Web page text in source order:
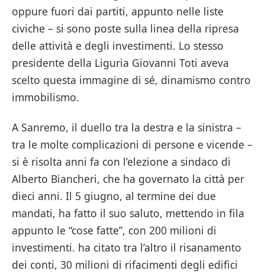
oppure fuori dai partiti, appunto nelle liste
civiche – si sono poste sulla linea della ripresa
delle attività e degli investimenti. Lo stesso
presidente della Liguria Giovanni Toti aveva
scelto questa immagine di sé, dinamismo contro
immobilismo.
A Sanremo, il duello tra la destra e la sinistra –
tra le molte complicazioni di persone e vicende –
si è risolta anni fa con l’elezione a sindaco di
Alberto Biancheri, che ha governato la città per
dieci anni. Il 5 giugno, al termine dei due
mandati, ha fatto il suo saluto, mettendo in fila
appunto le “cose fatte”, con 200 milioni di
investimenti. ha citato tra l’altro il risanamento
dei conti, 30 milioni di rifacimenti degli edifici